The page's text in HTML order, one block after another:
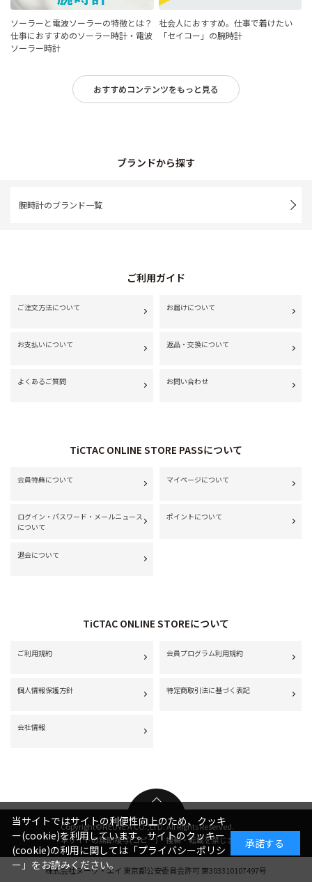
ソーラーと電波ソーラーの特徴とは？
仕事におすすめのソーラー時計・電波
ソーラー時計
社会人におすすめ。仕事で着けたい
「セイコー」の腕時計
おすすめコンテンツをもっと見る
ブランドから探す
腕時計のブランド一覧
ご利用ガイド
ご注文方法について お届けについて
お支払いについて 返品・交換について
よくあるご質問 お問い合わせ
TiCTAC ONLINE STORE PASSについて
会員特典について マイページについて
ログイン・パスワード・メールニュース
について
ポイントについて
退会について
TiCTAC ONLINE STOREについて
ご利用規約 会員プログラム利用規約
個人情報保護方針 特定商取引法に基づく表記
会社情報
Copyright©NEUVE A CO.,LTD. All Rights Reserved.
本サイトの無断複写(コピー)・複製・転載を禁じます。
株式会社ヌーヴ・エイ 東京都公安委員会許可 第303310107497号
当サイトではサイトの利便性向上のため、クッキ
ー(cookie)を利用しています。サイトのクッキー
(cookie)の利用に関しては「プライバシーポリシ
ー」 をお読みください。
承諾する